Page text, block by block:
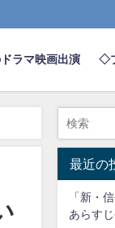
ラマ映画出演 ◇
最近の
「新・
あらす